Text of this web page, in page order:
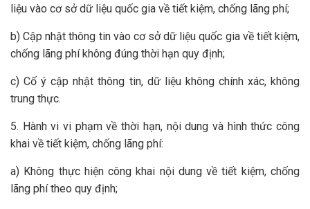
liệu vào cơ sở dữ liệu quốc gia về tiết kiệm, chống lãng phí;
b) Cập nhật thông tin vào cơ sở dữ liệu quốc gia về tiết kiệm,
chống lãng phí không đúng thời hạn quy định;
c) Cố ý cập nhật thông tin, dữ liệu không chính xác, không
trung thực.
5. Hành vi vi phạm về thời hạn, nội dung và hình thức công
khai về tiết kiệm, chống lãng phí:
a) Không thực hiện công khai nội dung về tiết kiệm, chống
lãng phí theo quy định;